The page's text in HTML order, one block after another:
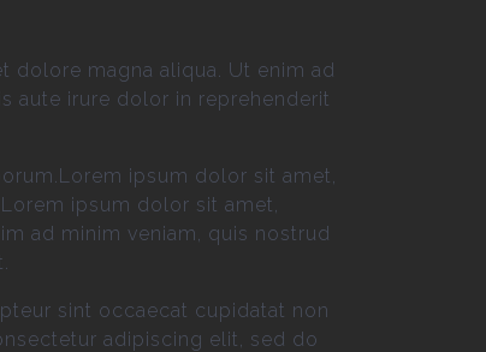
magna aliqua. Ut enim ad
aute irure dolor in reprehenderit
ipsum dolor sit amet,
ipsum dolor sit amet,
ad minim veniam, quis nostrud
sint occaecat cupidatat non
adipiscing elit, sed do